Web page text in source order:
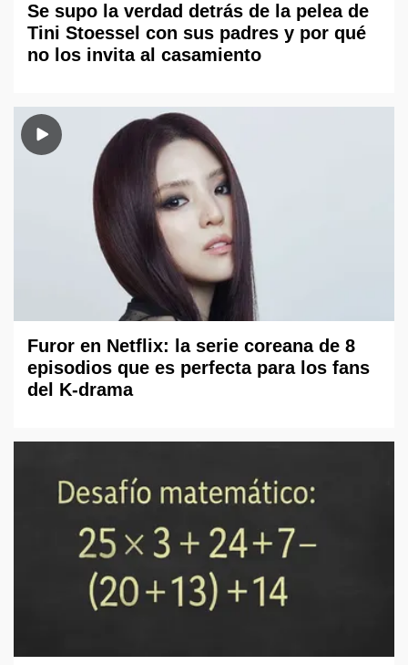
Se supo la verdad detrás de la pelea de
Tini Stoessel con sus padres y por qué
no los invita al casamiento
Furor en Netflix: la serie coreana de 8
episodios que es perfecta para los fans
del K-drama